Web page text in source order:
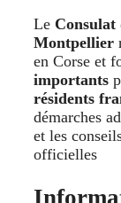
Le Consulat
Montpellier
en Corse et
importants
résidents
démarches
et les
officielles